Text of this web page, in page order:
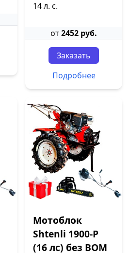
14 л. с.
от2452 руб.
Заказать
Подробнее
Мотоблок
Shtenli 1900-P
(16 лс) без ВОМ